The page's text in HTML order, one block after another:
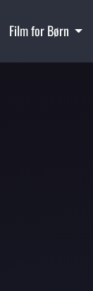
Film for Børn